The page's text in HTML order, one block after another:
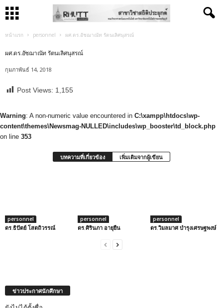
หน้าแรก personnel ผศ.ดร.อัชฌาณัท รัตนเลิศนุสรณ์
ผศ.ดร.อัชฌาณัท รัตนเลิศนุสรณ์
กุมภาพันธ์ 14, 2018
Post Views: 1,155
Warning: A non-numeric value encountered in C:\xampp\htdocs\wp-
content\themes\Newsmag-NULLED\includes\wp_booster\td_block.php
on line 353
บทความที่เกี่ยวข้อง เพิ่มเติมจากผู้เขียน
personnel
ดร.ธิปัตย์ โสตถิวรรณ์
personnel
ดร.ศิรินภา อายุยืน
personnel
ดร.วิมลมาศ บำรุงเศรษฐพงษ์
ข่าวประกาศนักศึกษา